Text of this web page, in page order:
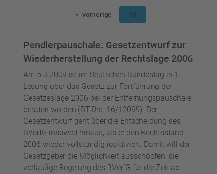
vorherige 13
Pendlerpauschale: Gesetzentwurf zur
Wiederherstellung der Rechtslage 2006
Am 5.3.2009 ist im Deutschen Bundestag in 1.
Lesung über das Gesetz zur Fortführung der
Gesetzeslage 2006 bei der Entfernungspauschale
beraten worden (BT-Drs. 16/12099). Der
Gesetzentwurf geht über die Entscheidung des
BVerfG insoweit hinaus, als er den Rechtsstand
2006 wieder vollständig reaktiviert. Damit will der
Gesetzgeber die Möglichkeit ausschöpfen, die
vorläufige Regelung des BVerfG für die Zeit ab